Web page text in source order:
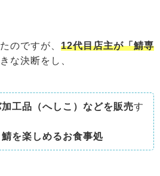
のですが、 12代目店主が「鯖専
な決断をし、
工品（へしこ）などを販売す
を楽しめるお食事処